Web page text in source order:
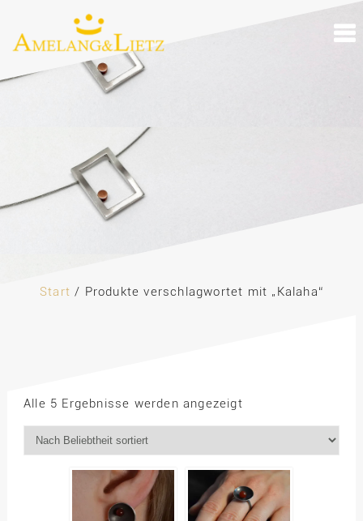
content
Start / Produkte verschlagwortet mit „Kalaha“
Alle 5 Ergebnisse werden angezeigtNach